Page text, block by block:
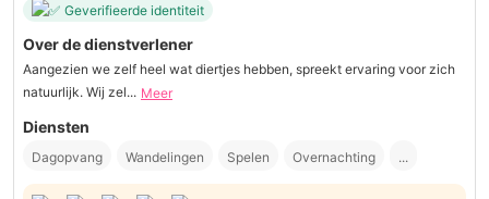
Geverifieerde identiteit
Over de dienstverlener
Aangezien we zelf heel wat diertjes hebben, spreekt ervaring voor zich
natuurlijk. Wij zel... Meer
Diensten
Dagopvang Wandelingen Spelen Overnachting ...